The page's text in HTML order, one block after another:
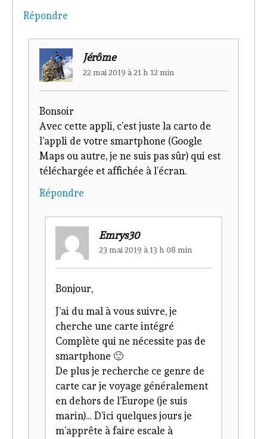
Répondre
Jérôme
22 mai 2019 à 21 h 12 min
Bonsoir
Avec cette appli, c’est juste la carto de
l’appli de votre smartphone (Google
Maps ou autre, je ne suis pas sûr) qui est
téléchargée et affichée à l’écran.
Répondre
Emrys30
23 mai 2019 à 13 h 08 min
Bonjour,
J’ai du mal à vous suivre, je
cherche une carte intégré
Complète qui ne nécessite pas de
smartphone 🙂
De plus je recherche ce genre de
carte car je voyage généralement
en dehors de l’Europe (je suis
marin)… D’ici quelques jours je
m’apprête à faire escale à